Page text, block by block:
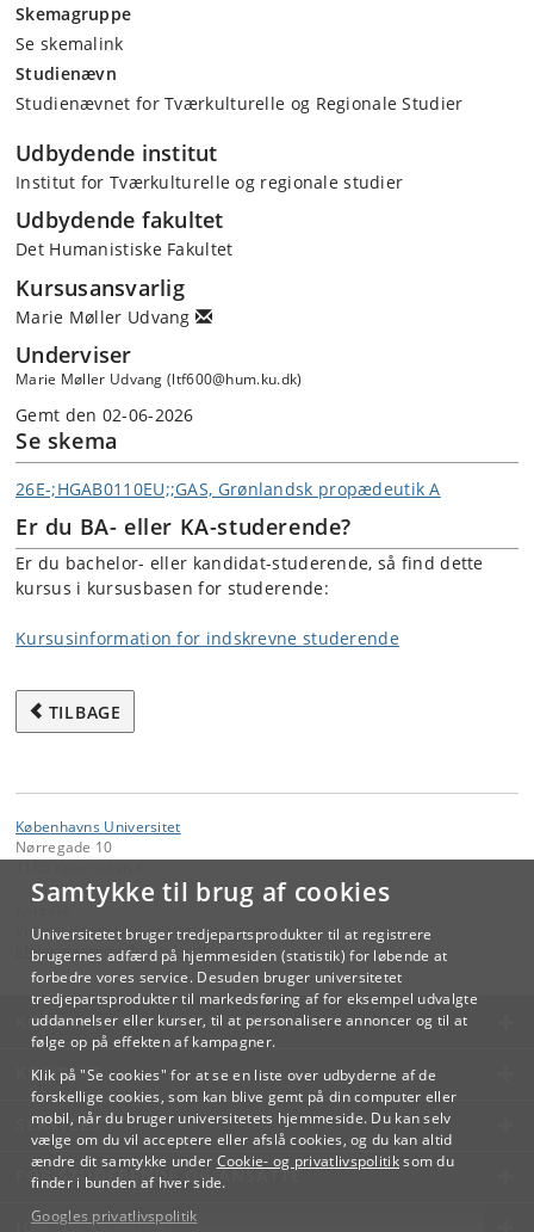
Samtykke til brug af cookies
Universitetet bruger tredjepartsprodukter til at registrere
brugernes adfærd på hjemmesiden (statistik) for løbende at
forbedre vores service. Desuden bruger universitetet
tredjepartsprodukter til markedsføring af for eksempel udvalgte
uddannelser eller kurser, til at personalisere annoncer og til at
følge op på effekten af kampagner.
Klik på "Se cookies" for at se en liste over udbyderne af de
forskellige cookies, som kan blive gemt på din computer eller
mobil, når du bruger universitetets hjemmeside. Du kan selv
vælge om du vil acceptere eller afslå cookies, og du kan altid
ændre dit samtykke under Cookie- og privatlivspolitiksom du
finder i bunden af hver side.
Googles privatlivspolitik
Skemagruppe
Se skemalink
Studienævn
Studienævnet for Tværkulturelle og Regionale Studier
Udbydende institut
Institut for Tværkulturelle og regionale studier
Udbydende fakultet
Det Humanistiske Fakultet
Kursusansvarlig
Marie Møller Udvang
Underviser
Marie Møller Udvang (ltf600@hum.ku.dk)
Gemt den 02-06-2026
Se skema
26E-;HGAB0110EU;;GAS, Grønlandsk propædeutik A
Er du BA- eller KA-studerende?
Er du bachelor- eller kandidat-studerende, så find dette
kursus i kursusbasen for studerende:
Kursusinformation for indskrevne studerende
TILBAGE
Københavns Universitet
Nørregade 10
Videreuddannelse og Livslang Læring
lifelonglearning@adm.ku.dk
KØBENHAVNS UNIVERSITET
KONTAKT
SERVICES
FOR STUDERENDE OG ANSATTE
JOB OG KARRIERE